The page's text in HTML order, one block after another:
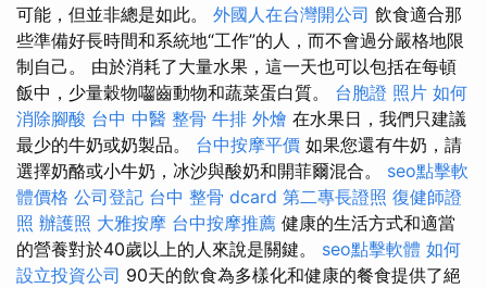
可能，但並非總是如此。 外國人在台灣開公司 飲食適合那
些準備好長時間和系統地“工作”的人，而不會過分嚴格地限
制自己。 由於消耗了大量水果，這一天也可以包括在每頓
飯中，少量穀物囓齒動物和蔬菜蛋白質。 台胞證 照片 如何
消除腳酸 台中 中醫 整骨 牛排 外燴 在水果日，我們只建議
最少的牛奶或奶製品。 台中按摩平價 如果您還有牛奶，請
選擇奶酪或小牛奶，冰沙與酸奶和開菲爾混合。 seo點擊軟
體價格 公司登記 台中 整骨 dcard 第二專長證照 復健師證
照 辦護照 大雅按摩 台中按摩推薦 健康的生活方式和適當
的營養對於40歲以上的人來說是關鍵。 seo點擊軟體 如何
設立投資公司 90天的飲食為多樣化和健康的餐食提供了絕